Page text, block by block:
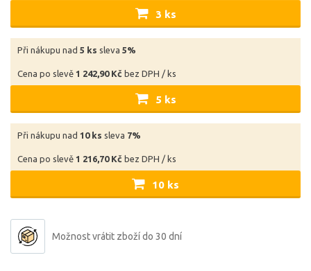
3 ks
Při nákupu nad 5 ks sleva 5%
Cena po slevě 1 242,90 Kč bez DPH / ks
5 ks
Při nákupu nad 10 ks sleva 7%
Cena po slevě 1 216,70 Kč bez DPH / ks
10 ks
Možnost vrátit zboží do 30 dní